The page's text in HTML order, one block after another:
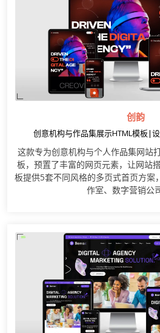
创韵
创意机构与作品集展示HTML模板|
这款专为创意机构与个人作品集网站
板，预置了丰富的网页元素，让网站
板提供5套不同风格的多页式首页方案
作室、数字营销公